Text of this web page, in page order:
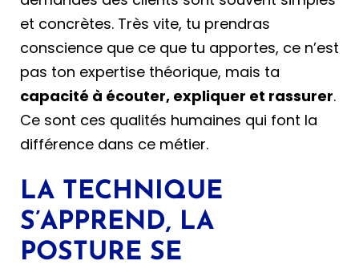
et concrètes. Très vite, tu prendras
conscience que ce que tu apportes, ce n’est
pas ton expertise théorique, mais ta
capacité à écouter, expliquer et rassurer.
Ce sont ces qualités humaines qui font la
différence dans ce métier.
LA TECHNIQUE
S’APPREND, LA
POSTURE SE